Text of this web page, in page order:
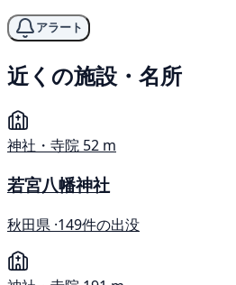
アラート
近くの施設・名所
神社・寺院 52 m
若宮八幡神社
秋田県 ·149件の出没